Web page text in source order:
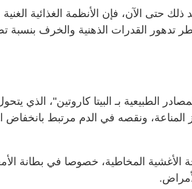
حتى الآن، فإن الأنظمة الغذائية الغنية
تدهور القدرات الذهنية والخرف بنسبة
الطبيعية بـ البيتا كاروتين"، الذي
المناعة، ونقصه في الدم مرتبط بانخفاض
المخاطية، خصوصا في بطانة